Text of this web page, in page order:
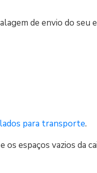
de envio do seu
para transporte.
espaços vazios da